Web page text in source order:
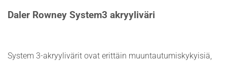
Daler Rowney System3 akryyliväri
System 3-akryylivärit ovat erittäin muuntautumiskykyisiä,